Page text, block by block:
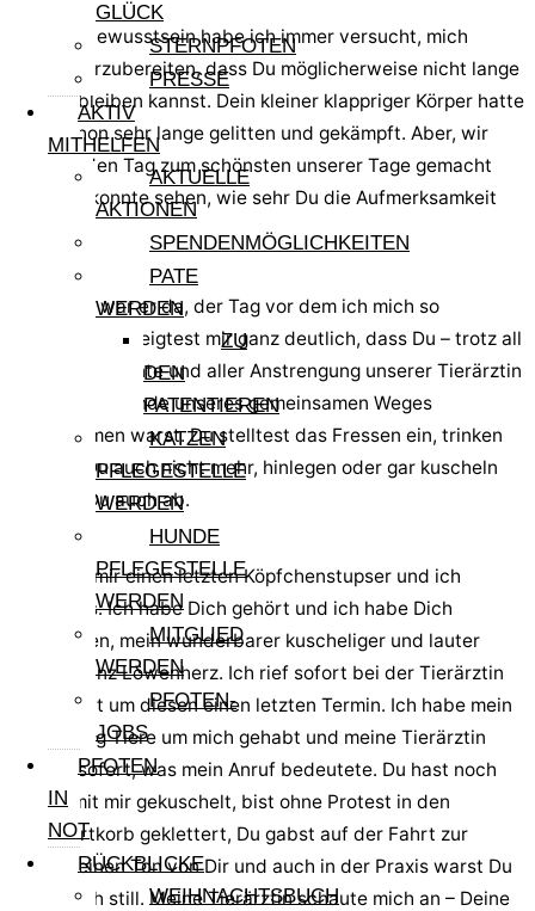
GLÜCK
STERNPFOTEN
PRESSE
AKTIV
MITHELFEN
AKTUELLE
AKTIONEN
SPENDENMÖGLICHKEITEN
PATE
WERDEN
ZU
DEN
PATENTIEREN
KATZEN
PFLEGESTELLE
WERDEN
HUNDE
PFLEGESTELLE
WERDEN
MITGLIED
WERDEN
PFOTEN-
JOBS
PFOTEN
IN
NOT
RÜCKBLICKE
WEIHNACHTSBUCH
Im Unterbewusstsein habe ich immer versucht, mich
darauf vorzubereiten, dass Du möglicherweise nicht lange
bei uns bleiben kannst. Dein kleiner klappriger Körper hatte
wohl schon sehr lange gelitten und gekämpft. Aber, wir
haben jeden Tag zum schönsten unserer Tage gemacht
und man konnte sehen, wie sehr Du die Aufmerksamkeit
Und dann war er da, der Tag vor dem ich mich so
fürchtete. Du zeigtest mir ganz deutlich, dass Du – trotz all
der Medikamente und aller Anstrengung unserer Tierärztin
und mir – am Ende unseres gemeinsamen Weges
angekommen warst. Du stelltest das Fressen ein, trinken
wolltest Du auch nicht mehr, hinlegen oder gar kuscheln
lehntest Du auch ab.
Du gabst mir einen letzten Köpfchenstupser und ich
wusste es. Ich habe Dich gehört und ich habe Dich
verstanden, mein wunderbarer kuscheliger und lauter
kleiner Prinz Löwenherz. Ich rief sofort bei der Tierärztin
an und bat um diesen einen letzten Termin. Ich habe mein
Leben lang Tiere um mich gehabt und meine Tierärztin
wusste sofort, was mein Anruf bedeutete. Du hast noch
einmal mit mir gekuschelt, bist ohne Protest in den
Transportkorb geklettert, Du gabst auf der Fahrt zur
Praxis keinen Ton von Dir und auch in der Praxis warst Du
unheimlich still. Meine Tierärztin schaute mich an – Deine